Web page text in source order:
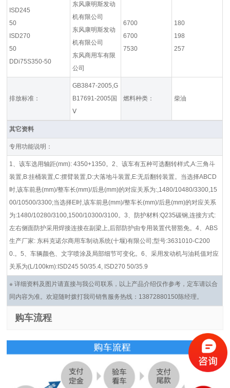
ISD245
50
ISD270
50
DDi75S350-50
东风康明斯发动
机有限公司
东风康明斯发动
机有限公司
东风商用车有限
公司
6700
6700
7530
180
198
257
排放标准：
GB3847-2005,G
B17691-2005国
Ⅴ
燃料种类： 柴油
其它资料
专用功能说明：
1、该车选用轴距(mm): 4350+1350。2、该车有五种可选翻转样式,A:三角斗
装置,B:挂桶装置,C:摆臂装置,D:大落地斗装置,E:无后翻转装置。当选择ABCD
时,该车前悬(mm)/整车长(mm)/后悬(mm)的对应关系为:,1480/10480/3300,15
00/10500/3300;当选择E时,该车前悬(mm)/整车长(mm)/后悬(mm)的对应关系
为:1480/10280/3100,1500/10300/3100。3、防护材料:Q235碳钢,连接方式:
左右侧面防护采用焊接连接在副梁上,后部防护由专用装置代替豁免。4、ABS
生产厂家: 东科克诺尔商用车制动系统(十堰)有限公司;型号:3631010-C200
0.。5、车辆颜色、文字喷涂及局部细节可变化。6、采用发动机与油耗值对应
关系为(L/100km):ISD245 50/35.4, ISD270 50/35.9
※ 详细资料及图片请直接与我公司联系，以上产品介绍仅作参考，定车请以合
同内容为准。欢迎随时拨打我司销售服务热线：13872880150陈经理。
购车流程